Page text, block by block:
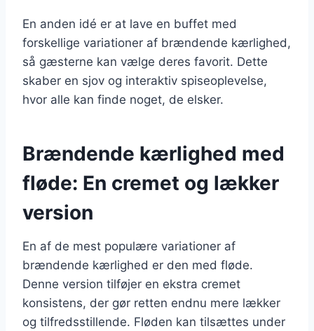
En anden idé er at lave en buffet med
forskellige variationer af brændende kærlighed,
så gæsterne kan vælge deres favorit. Dette
skaber en sjov og interaktiv spiseoplevelse,
hvor alle kan finde noget, de elsker.
Brændende kærlighed med
fløde: En cremet og lækker
version
En af de mest populære variationer af
brændende kærlighed er den med fløde.
Denne version tilføjer en ekstra cremet
konsistens, der gør retten endnu mere lækker
og tilfredsstillende. Fløden kan tilsættes under